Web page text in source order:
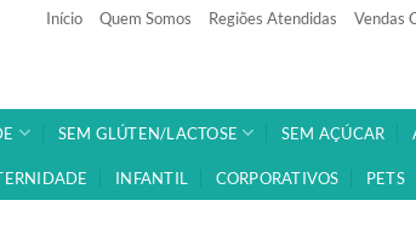
Início Quem Somos Regiões Atendidas Vendas
SEM GLÚTEN/LACTOSE SEM AÇÚCAR
INFANTIL CORPORATIVOS PETS